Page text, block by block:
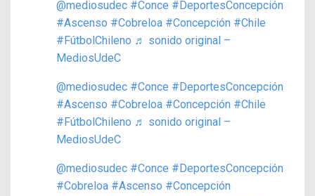
@mediosudec #Conce #DeportesConcepción
#Ascenso #Cobreloa #Concepción #Chile
#FútbolChileno ♬ sonido original –
MediosUdeC
@mediosudec #Conce #DeportesConcepción
#Ascenso #Cobreloa #Concepción #Chile
#FútbolChileno ♬ sonido original –
MediosUdeC
@mediosudec #Conce #DeportesConcepción
#Cobreloa #Ascenso #Concepción